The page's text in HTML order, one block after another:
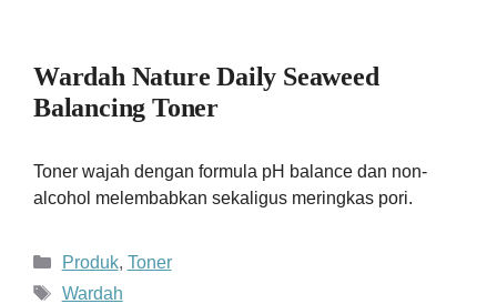
Wardah Nature Daily Seaweed
Balancing Toner
Toner wajah dengan formula pH balance dan non-
alcohol melembabkan sekaligus meringkas pori.
Kategori
Produk, Toner
Tag
Wardah